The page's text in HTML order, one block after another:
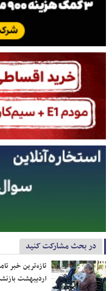
در بحث مشارکت کنید
تازه‌ترین خبر
اردیبهشت